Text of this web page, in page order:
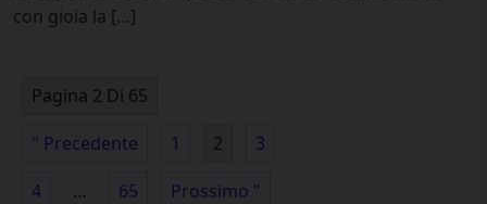
con gioia la […]
Pagina 2 Di 65
" Precedente
1 2
3
4
… 65 Prossimo "